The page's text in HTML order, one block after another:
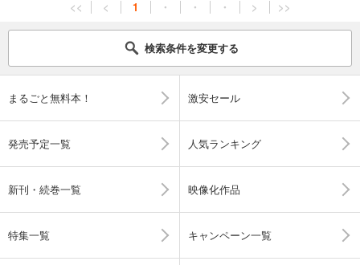
<< < 1 ・ ・ ・ > >>
検索条件を変更する
まるごと無料本！ 激安セール
発売予定一覧 人気ランキング
新刊・続巻一覧 映像化作品
特集一覧 キャンペーン一覧